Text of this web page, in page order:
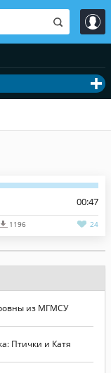
00:47
1196 24
из МГМСУ
Птички и Катя